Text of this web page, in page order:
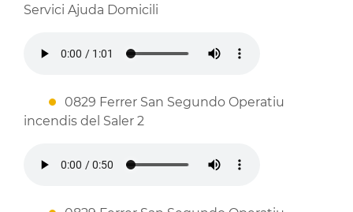
Servici Ajuda Domicili
0829 Ferrer San Segundo Operatiu
incendis del Saler 2